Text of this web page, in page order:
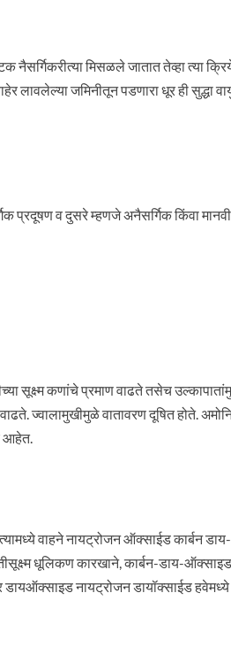
नैसर्गिकरीत्या मिसळले जातात तेव्हा त्या
लावलेल्या जमिनीतून पडणारा धूर ही सुद्धा
प्रदूषण व दुसरे म्हणजे अनैसर्गिक किंवा
सूक्ष्म कणांचे प्रमाण वाढते तसेच
ज्वालामुखीमुळे वातावरण दूषित होते.
आहेत.
वाहने नायट्रोजन ऑक्साईड कार्बन
धूलिकण कारखाने, कार्बन-डाय-ऑक्साइड
नायट्रोजन डायॉक्साईड हवेमध्ये